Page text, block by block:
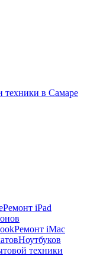
техники в Самаре
Ремонт iPad
Ремонт iMac
Ноутбуков
техники